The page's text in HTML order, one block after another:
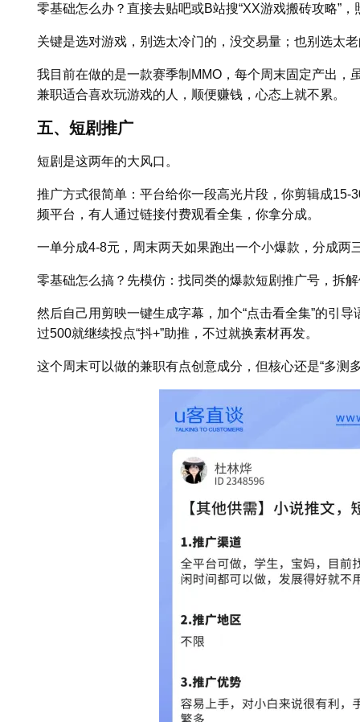
零基础怎么办？直接去贴吧或B站搜“XX游戏搬砖攻略”
关键是选对游戏，别选太冷门的，没交易量；也别选太
我目前在做的是一款赛季制MMO，每个周末固定产出，
兼职适合喜欢玩游戏的人，顺便赚钱，心态上就不累。
五、短剧推广
短剧是这两年的大风口。
推广方式很简单：平台给你一段高光片段，你剪辑成15-
频平台，有人通过链接付费观看全集，你拿分成。
一单分成4-8元，周末两天如果跑出一个小爆款，分成两
零基础怎么搞？先模仿：找同类的爆款短剧推广号，拆
然后自己用剪映一键生成字幕，加个“点击看全集”的引
过500就继续投点“抖+”助推，不过就换素材再发。
这个周末可以做的兼职有点创意成分，但核心还是“多测